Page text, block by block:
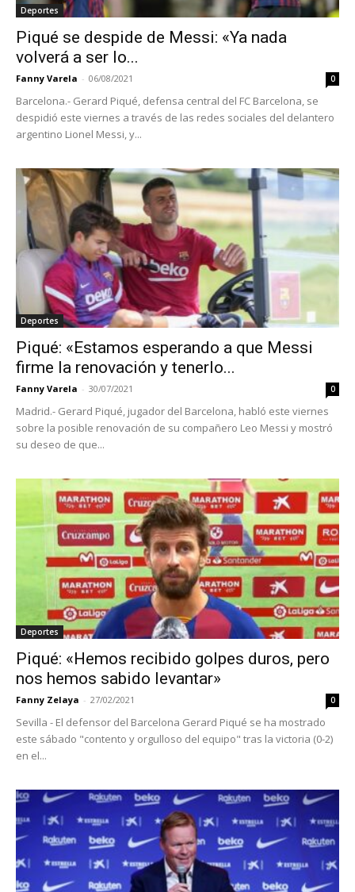
Deportes
Piqué se despide de Messi: «Ya nada
volverá a ser lo...
Fanny Varela - 06/08/2021 0
Barcelona.- Gerard Piqué, defensa central del FC Barcelona, se
despidió este viernes a través de las redes sociales del delantero
argentino Lionel Messi, y...
Deportes
Piqué: «Estamos esperando a que Messi
firme la renovación y tenerlo...
Fanny Varela - 30/07/2021 0
Madrid.- Gerard Piqué, jugador del Barcelona, habló este viernes
sobre la posible renovación de su compañero Leo Messi y mostró
su deseo de que...
Deportes
Piqué: «Hemos recibido golpes duros, pero
nos hemos sabido levantar»
Fanny Zelaya - 27/02/2021 0
Sevilla - El defensor del Barcelona Gerard Piqué se ha mostrado
este sábado "contento y orgulloso del equipo" tras la victoria (0-2)
en el...